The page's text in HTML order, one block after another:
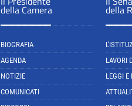
della Camera
BIOGRAFIA
AGENDA
NOTIZIE
COMUNICATI
della
LAVORI
LEGGI E